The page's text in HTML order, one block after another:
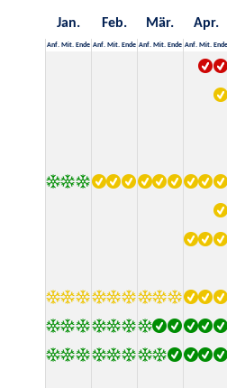
Jan. Feb. Mär. Apr.
Anf. Mit. Ende Anf. Mit. Ende Anf. Mit. Ende Anf. Mit. Ende